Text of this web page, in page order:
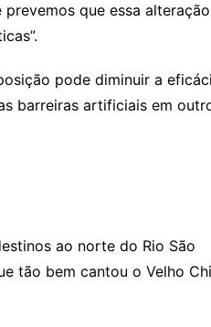
que essa alteração
pode diminuir a
barreiras artificiais em
ao norte do Rio São
tão bem cantou o Velho